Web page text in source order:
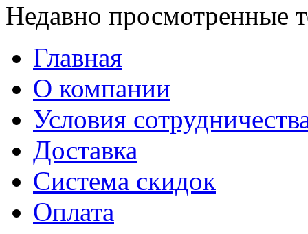
Недавно просмотренные
Главная
О компании
Условия
Доставка
Система скидок
Оплата